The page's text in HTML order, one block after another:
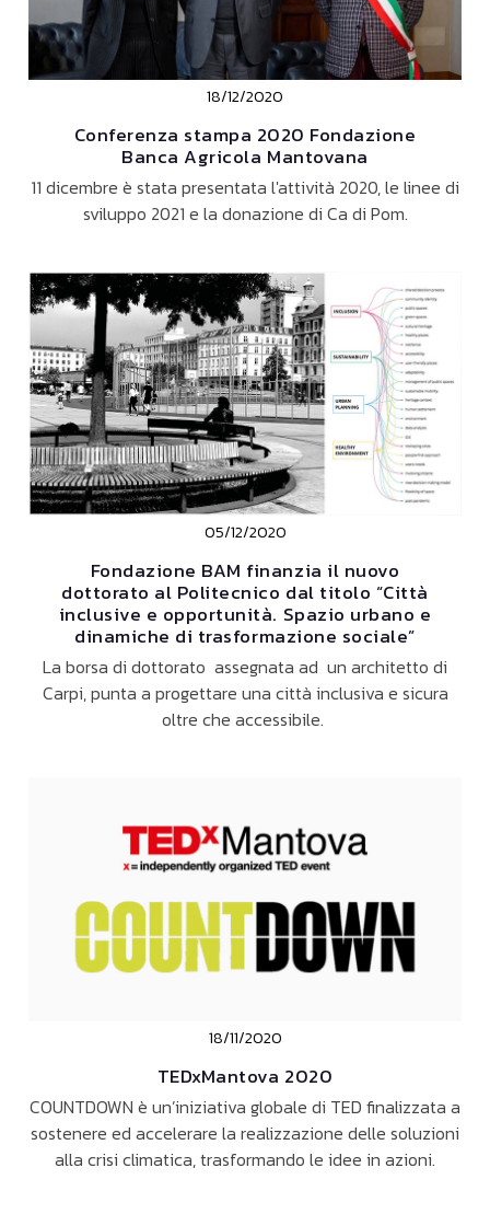
18/12/2020
Conferenza stampa 2020 Fondazione
Banca Agricola Mantovana
11 dicembre è stata presentata l'attività 2020, le linee di
sviluppo 2021 e la donazione di Ca di Pom.
05/12/2020
Fondazione BAM finanzia il nuovo
dottorato al Politecnico dal titolo “Città
inclusive e opportunità. Spazio urbano e
dinamiche di trasformazione sociale”
La borsa di dottorato assegnata ad un architetto di
Carpi, punta a progettare una città inclusiva e sicura
oltre che accessibile.
18/11/2020
TEDxMantova 2020
COUNTDOWN è un’iniziativa globale di TED finalizzata a
sostenere ed accelerare la realizzazione delle soluzioni
alla crisi climatica, trasformando le idee in azioni.